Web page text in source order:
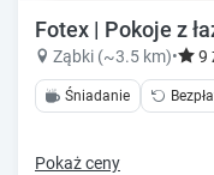
Fotex | Pokoje z
Ząbki (~3.5 km)• 9
Śniadanie
Pokaż ceny